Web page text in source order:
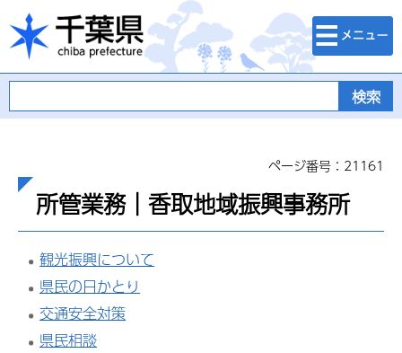
千葉県
検索・メニュ
ー
ページ番号：21161
所管業務｜香取地域振興事務所
観光振興について
県民の日かとり
交通安全対策
県民相談